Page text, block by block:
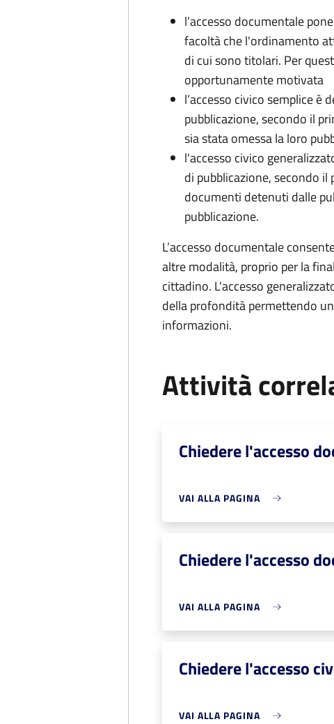
l’accesso documentale
facoltà che l'ordinamento
di cui sono titolari. Per
opportunamente motivata
l’accesso civico semplice
pubblicazione, secondo il
sia stata omessa la loro
l'accesso civico
di pubblicazione, secondo
documenti detenuti dalle
pubblicazione.
L’accesso documentale
altre modalità, proprio per la
cittadino. L'accesso
della profondità permettendo
informazioni.
Attività
Chiedere l'accesso
VAI ALLA PAGINA
Chiedere l'accesso
VAI ALLA PAGINA
Chiedere l'accesso
VAI ALLA PAGINA